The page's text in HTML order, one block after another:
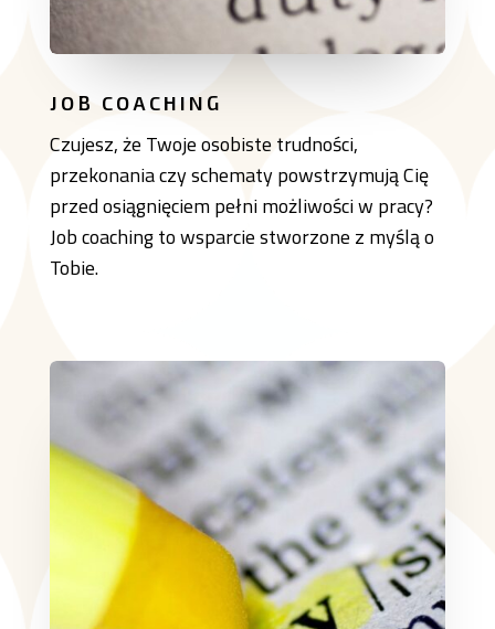
JOB COACHING
Czujesz, że Twoje osobiste trudności,
przekonania czy schematy powstrzymują Cię
przed osiągnięciem pełni możliwości w pracy?
Job coaching to wsparcie stworzone z myślą o
Tobie.